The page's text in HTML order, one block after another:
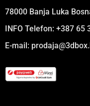
78000 Banja Luka
INFO Telefon: +387 65
E-mail: